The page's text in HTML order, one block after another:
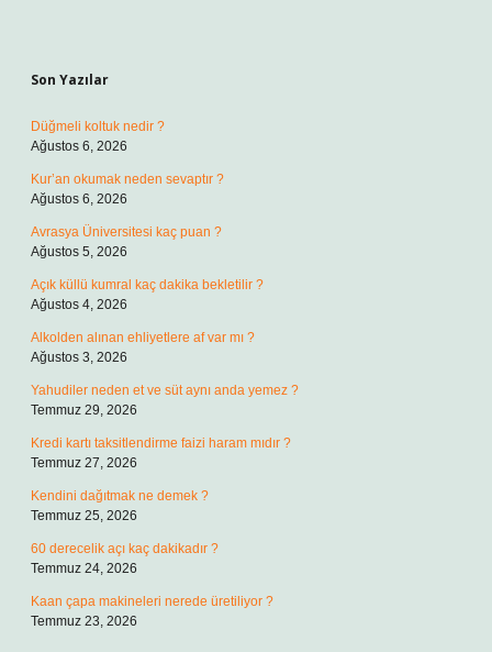
Son Yazılar
Düğmeli koltuk nedir ?
Ağustos 6, 2026
Kur’an okumak neden sevaptır ?
Ağustos 6, 2026
Avrasya Üniversitesi kaç puan ?
Ağustos 5, 2026
Açık küllü kumral kaç dakika bekletilir ?
Ağustos 4, 2026
Alkolden alınan ehliyetlere af var mı ?
Ağustos 3, 2026
Yahudiler neden et ve süt aynı anda yemez ?
Temmuz 29, 2026
Kredi kartı taksitlendirme faizi haram mıdır ?
Temmuz 27, 2026
Kendini dağıtmak ne demek ?
Temmuz 25, 2026
60 derecelik açı kaç dakikadır ?
Temmuz 24, 2026
Kaan çapa makineleri nerede üretiliyor ?
Temmuz 23, 2026